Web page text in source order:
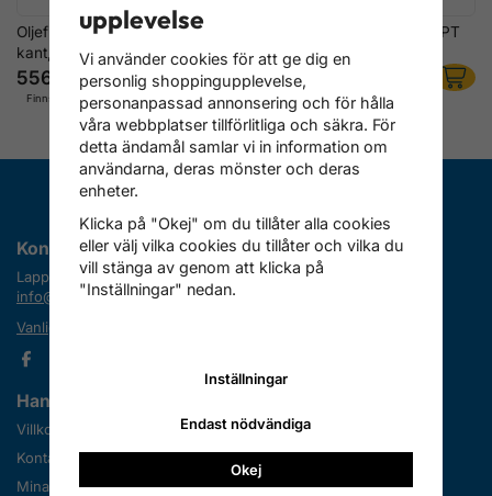
Oljefilter hylsa 74,5 mm, 8-
kant, Alfa, Fiat, Lancia
556 kr
Finns i lager
Oljefilterhylsa 95 mm – 15 PT
för Ford, GM m.fl.
124 kr
Finns i lager
Kontakta oss
Lapplandimporten
info@lapplandimporten.se
Vanliga frågor (FAQ)
Handla
Villkor
Kontakta oss
Mina favoriter
Om oss
Nyheter
Nyhetsbrev
upplevelse
Vi använder cookies för att ge dig en
personlig shoppingupplevelse,
personanpassad annonsering och för hålla
våra webbplatser tillförlitliga och säkra. För
detta ändamål samlar vi in information om
användarna, deras mönster och deras
enheter.
Klicka på "Okej" om du tillåter alla cookies
eller välj vilka cookies du tillåter och vilka du
vill stänga av genom att klicka på
"Inställningar" nedan.
Inställningar
Endast nödvändiga
Okej